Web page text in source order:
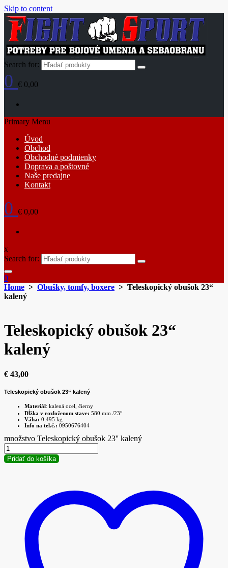
Skip to content
Search for:
0 € 0,00
Primary Menu
Úvod
Obchod
Obchodné podmienky
Doprava a poštovné
Naše predajne
Kontakt
0 € 0,00
x
Search for:
0
Home > Obušky, tomfy, boxere > Teleskopický obušok 23“
kalený
Teleskopický obušok 23“
kalený
€ 43,00
Teleskopický obušok 23“ kalený
Materiál: kalená ocel, čierny
Dĺžka v rozloženom stave: 580 mm /23″
Váha: 0,495 kg
Info na tel.č.: 0950676404
množstvo Teleskopický obušok 23'' kalený
Pridať do košíka